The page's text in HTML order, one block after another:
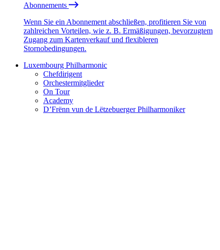
Abonnements
Wenn Sie ein Abonnement abschließen, profitieren Sie von
zahlreichen Vorteilen, wie z. B. Ermäßigungen, bevorzugtem
Zugang zum Kartenverkauf und flexibleren
Stornobedingungen.
Luxembourg Philharmonic
Chefdirigent
Orchestermitglieder
On Tour
Academy
D’Frënn vun de Lëtzebuerger Philharmoniker